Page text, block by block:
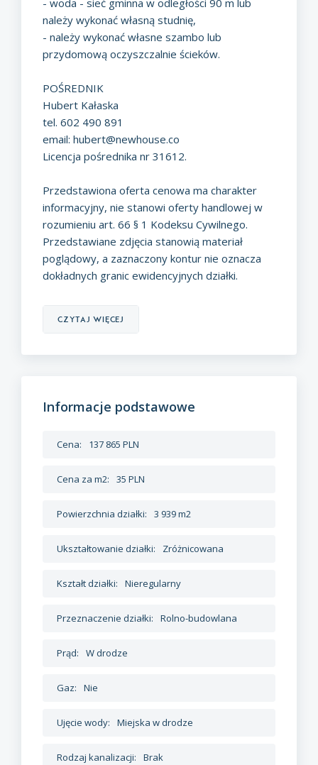
- woda - sieć gminna w odległości 90 m lub
należy wykonać własną studnię,
- należy wykonać własne szambo lub
przydomową oczyszczalnie ścieków.
POŚREDNIK
Hubert Kałaska
tel. 602 490 891
email: hubert@newhouse.co
Licencja pośrednika nr 31612.
Przedstawiona oferta cenowa ma charakter
informacyjny, nie stanowi oferty handlowej w
rozumieniu art. 66 § 1 Kodeksu Cywilnego.
Przedstawiane zdjęcia stanowią materiał
poglądowy, a zaznaczony kontur nie oznacza
dokładnych granic ewidencyjnych działki.
czytaj więcej
Informacje podstawowe
Cena: 137 865 PLN
Cena za m2: 35 PLN
Powierzchnia działki: 3 939 m2
Ukształtowanie działki: Zróżnicowana
Kształt działki: Nieregularny
Przeznaczenie działki: Rolno-budowlana
Prąd: W drodze
Gaz: Nie
Ujęcie wody: Miejska w drodze
Rodzaj kanalizacji: Brak